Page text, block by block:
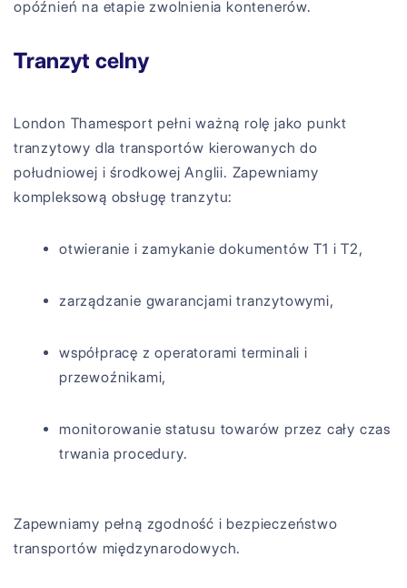
opóźnień na etapie zwolnienia kontenerów.
Tranzyt celny
London Thamesport pełni ważną rolę jako punkt
tranzytowy dla transportów kierowanych do
południowej i środkowej Anglii. Zapewniamy
kompleksową obsługę tranzytu:
otwieranie i zamykanie dokumentów T1 i T2,
zarządzanie gwarancjami tranzytowymi,
współpracę z operatorami terminali i
przewoźnikami,
monitorowanie statusu towarów przez cały czas
trwania procedury.
Zapewniamy pełną zgodność i bezpieczeństwo
transportów międzynarodowych.